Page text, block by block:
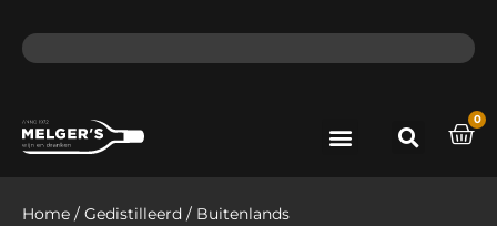
0
Home / Gedistilleerd / Buitenlands